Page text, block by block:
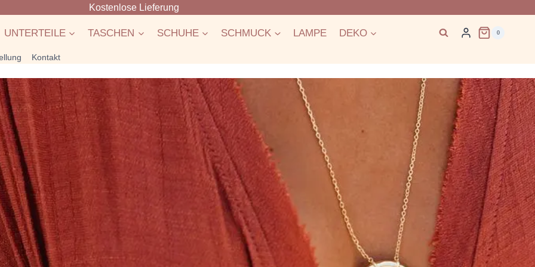
Kostenlose Lieferung
UNTERTEILE TASCHEN SCHUHE SCHMUCK LAMPE DEKO 0
Kontakt